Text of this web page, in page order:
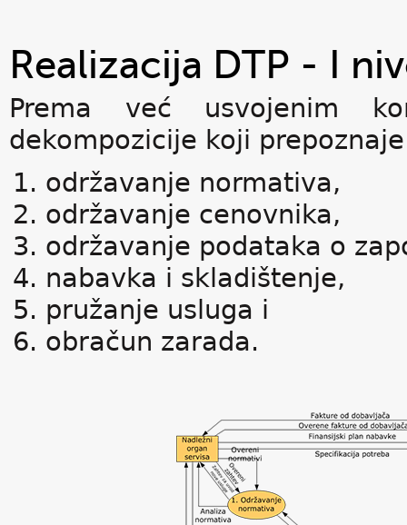
Realizacija DTP - I
Prema već usvojenim
dekompozicije koji
održavanje normativa,
održavanje cenovnika,
održavanje podataka o
nabavka i skladištenje,
pružanje usluga i
obračun zarada.